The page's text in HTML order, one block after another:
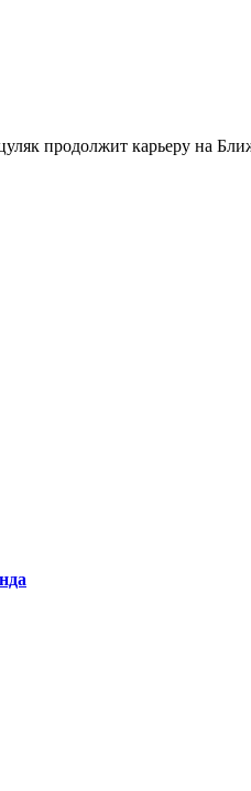
продолжит карьеру на